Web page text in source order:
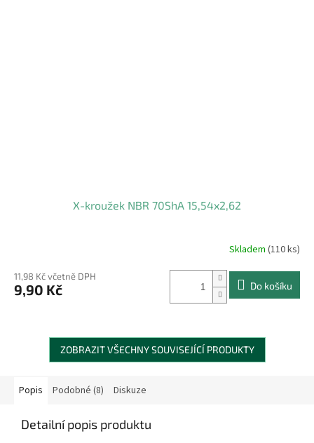
X-kroužek NBR 70ShA 15,54x2,62
Skladem (110 ks)
11,98 Kč včetně DPH
9,90 Kč Do košíku
ZOBRAZIT VŠECHNY SOUVISEJÍCÍ PRODUKTY
Popis Podobné (8) Diskuze
Detailní popis produktu